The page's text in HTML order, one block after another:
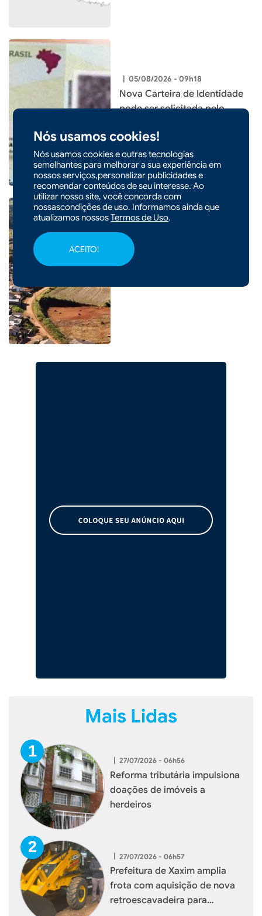
Nós usamos cookies!
Nós usamos cookies e outras tecnologias
semelhantes para melhorar a sua experiência em
nossos serviços,personalizar publicidades e
recomendar conteúdos de seu interesse. Ao
utilizar nosso site, você concorda com
nossascondições de uso. Informamos ainda que
atualizamos nossosTermos de Uso.
ACEITO!
| 05/08/2026 - 09h18
Nova Carteira de Identidade
pode ser solicitada pelo
Correios
03/08/2026 - 14h20
Acesso à Linha Pocinho será
Mais Lidas
| 27/07/2026 - 06h56
Reforma tributária impulsiona
doações de imóveis a
herdeiros
| 27/07/2026 - 06h57
Prefeitura de Xaxim amplia
frota com aquisição de nova
retroescavadeira para